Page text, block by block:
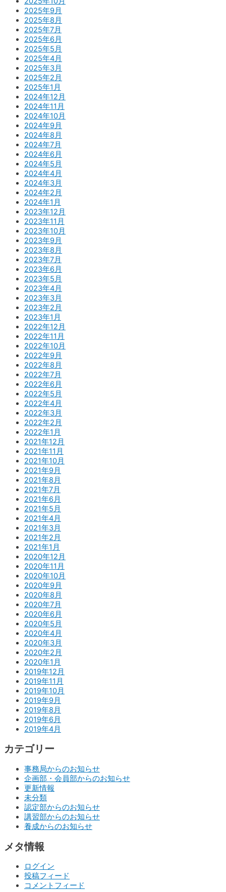
2025年9月
2025年8月
2025年7月
2025年6月
2025年5月
2025年4月
2025年3月
2025年2月
2025年1月
2024年12月
2024年11月
2024年10月
2024年9月
2024年8月
2024年7月
2024年6月
2024年5月
2024年4月
2024年3月
2024年2月
2024年1月
2023年12月
2023年11月
2023年10月
2023年9月
2023年8月
2023年7月
2023年6月
2023年5月
2023年4月
2023年3月
2023年2月
2023年1月
2022年12月
2022年11月
2022年10月
2022年9月
2022年8月
2022年7月
2022年6月
2022年5月
2022年4月
2022年3月
2022年2月
2022年1月
2021年12月
2021年11月
2021年10月
2021年9月
2021年8月
2021年7月
2021年6月
2021年5月
2021年4月
2021年3月
2021年2月
2021年1月
2020年12月
2020年11月
2020年10月
2020年9月
2020年8月
2020年7月
2020年6月
2020年5月
2020年4月
2020年3月
2020年2月
2020年1月
2019年12月
2019年11月
2019年10月
2019年9月
2019年8月
2019年6月
2019年4月
カテゴリー
事務局からのお知らせ
企画部・会員部からのお知らせ
更新情報
未分類
認定部からのお知らせ
講習部からのお知らせ
養成からのお知らせ
メタ情報
ログイン
投稿フィード
コメントフィード